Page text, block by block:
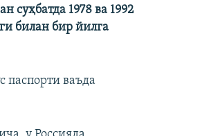
суҳбатда 1978 ва 1992
билан бир йилга
паспорти ваъда